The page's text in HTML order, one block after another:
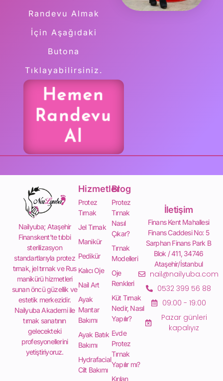
Randevu Almak
İçin Aşağıdaki
Butona
Tıklayabilirsiniz.
Hemen
Randevu
Al
Nailyuba; Ataşehir
Finanskent’te tıbbi
sterilizasyon
standartlarıyla protez
tırnak, jel tırnak ve Rus
manikürü hizmetleri
sunan öncü güzellik ve
estetik merkezidir.
Nailyuba Akademi ile
tırnak sanatının
gelecekteki
profesyonellerini
yetiştiriyoruz.
Hizmetler
Protez
Tırnak
Jel Tırnak
Manikür
Pedikür
Kalıcı Oje
Nail Art
Ayak
Mantar
Bakımı
Ayak Batık
Bakımı
Hydrafacial
Cilt Bakımı
Blog
Protez
Tırnak
Nasıl
Çıkar?
Tırnak
Modelleri
Oje
Renkleri
Küt Tırnak
Nedir, Nasıl
Yapılır?
Evde
Protez
Tırnak
Yapılır mı?
Kırılan
İletişim
Finans Kent Mahallesi
Finans Caddesi No: 5
Sarphan Finans Park B
Blok / 411, 34746
Ataşehir/İstanbul
nail@nailyuba.com
0532 399 56 88
09:00 - 19:00
Pazar günleri
kapalıyız